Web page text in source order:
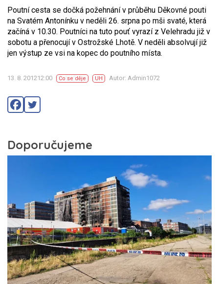
Poutní cesta se dočká požehnání v průběhu Děkovné pouti
na Svatém Antonínku v neděli 26. srpna po mši svaté, která
začíná v 10.30. Poutníci na tuto pouť vyrazí z Velehradu již v
sobotu a přenocují v Ostrožské Lhotě. V neděli absolvují již
jen výstup ze vsi na kopec do poutního místa.
13. 8. 201212:00 Co se děje UH Autor: Admin1072